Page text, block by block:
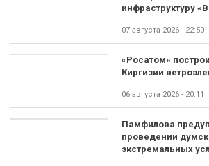
инфраструктуру
07 августа 2026 - 22:50
«Росатом»
Киргизии
06 августа 2026 - 20:11
Памфилова
проведении
экстремальных